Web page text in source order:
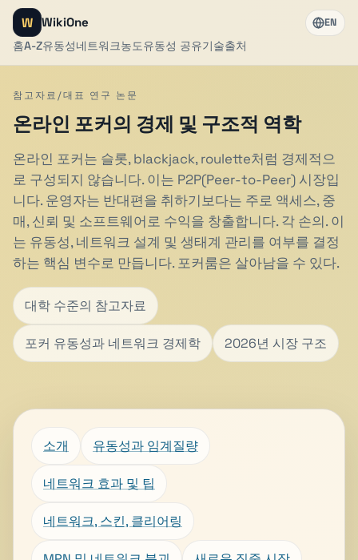
W WikiOne
홈A-Z유동성네트워크농도유동성 공유기술출처
EN
참고자료/대표 연구 논문
온라인 포커의 경제 및 구조적 역학
온라인 포커는 슬롯, blackjack, roulette처럼 경제적으
로 구성되지 않습니다. 이는 P2P(Peer-to-Peer) 시장입
니다. 운영자는 반대편을 취하기보다는 주로 액세스, 중
매, 신뢰 및 소프트웨어로 수익을 창출합니다. 각 손의. 이
는 유동성, 네트워크 설계 및 생태계 관리를 여부를 결정
하는 핵심 변수로 만듭니다. 포커룸은 살아남을 수 있다.
대학 수준의 참고자료
포커 유동성과 네트워크 경제학 2026년 시장 구조
소개 유동성과 임계질량
네트워크 효과 및 팁
네트워크, 스킨, 클리어링